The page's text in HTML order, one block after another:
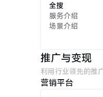
全搜
服务介绍
场景介绍
推广与变现
利用行业领先的推
营销平台